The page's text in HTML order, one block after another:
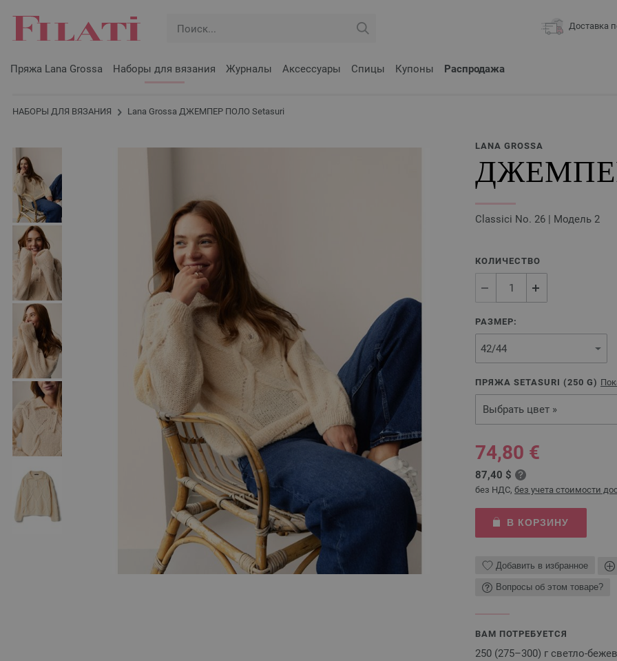
Доставка
Пряжа Lana Grossa Наборы для вязания Журналы Аксессуары Спицы Купоны Распродажа
НАБОРЫ ДЛЯ ВЯЗАНИЯ Lana Grossa ДЖЕМПЕР ПОЛО Setasuri
LANA GROSSA
Classici No. 26 | Модель 2
КОЛИЧЕСТВО
РАЗМЕР:
ПРЯЖА SETASURI (250 G)
Выбрать цвет »
74,80 €
87,40 $
без НДС, без учета стоимости
В КОРЗИНУ
Добавить в избранное
Вопросы об этом товаре?
ВАМ ПОТРЕБУЕТСЯ
250 (275–300) г светло-